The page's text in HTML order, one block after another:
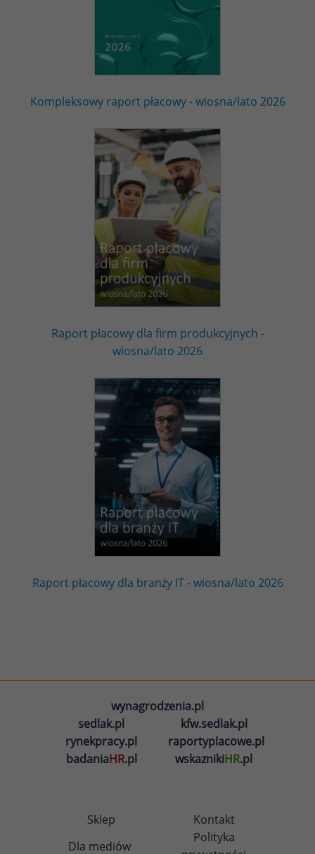
Kompleksowy raport płacowy - wiosna/lato 2026
Raport płacowy dla firm produkcyjnych -
wiosna/lato 2026
Raport płacowy dla branży IT - wiosna/lato 2026
wynagrodzenia.pl
sedlak.pl
kfw.sedlak.pl
rynekpracy.pl
raportyplacowe.pl
badaniaHR.pl wskaznikiHR.pl
Sklep
Kontakt
Dla mediów
Polityka